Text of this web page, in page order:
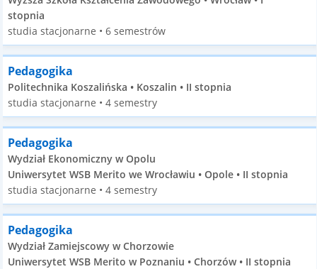
stopnia
studia stacjonarne • 6 semestrów
Pedagogika
Politechnika Koszalińska • Koszalin • II stopnia
studia stacjonarne • 4 semestry
Pedagogika
Wydział Ekonomiczny w Opolu
Uniwersytet WSB Merito we Wrocławiu • Opole • II stopnia
studia stacjonarne • 4 semestry
Pedagogika
Wydział Zamiejscowy w Chorzowie
Uniwersytet WSB Merito w Poznaniu • Chorzów • II stopnia